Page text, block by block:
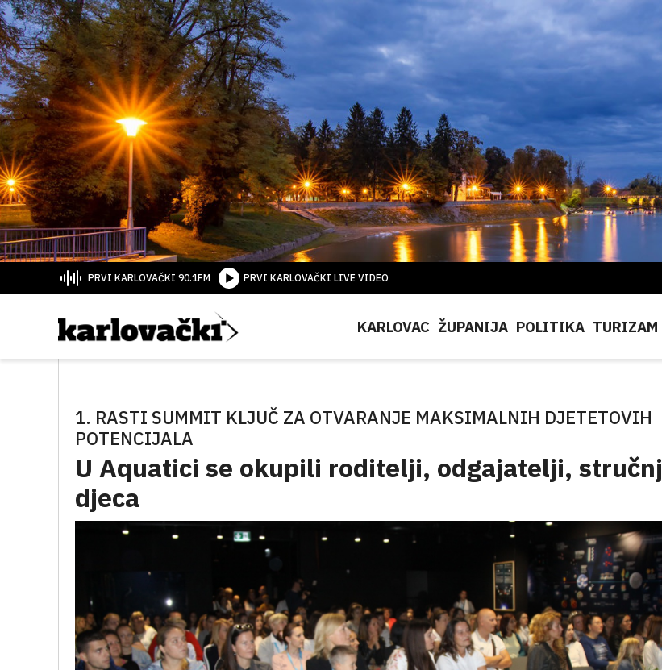
PRVI KARLOVAČKI 90.1FM PRVI KARLOVAČKI LIVE VIDEO
KARLOVAC ŽUPANIJA POLITIKA TURIZAM
1. RASTI SUMMIT KLJUČ ZA OTVARANJE MAKSIMALNIH DJETETOVIH
POTENCIJALA
U Aquatici se okupili roditelji, odgajatelji,
djeca